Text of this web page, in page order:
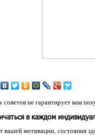
не гарантирует вам
в каждом
вашей мотивации, состояния